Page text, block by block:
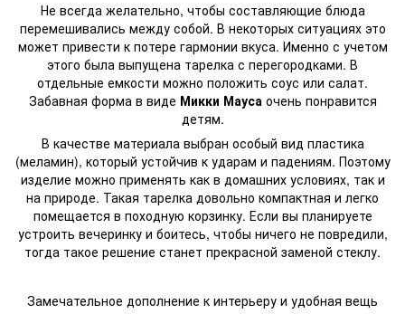
Не всегда желательно, чтобы составляющие блюда
перемешивались между собой. В некоторых ситуациях это
может привести к потере гармонии вкуса. Именно с учетом
этого была выпущена тарелка с перегородками. В
отдельные емкости можно положить соус или салат.
Забавная форма в виде Микки Маусаочень понравится
детям.
В качестве материала выбран особый вид пластика
(меламин), который устойчив к ударам и падениям. Поэтому
изделие можно применять как в домашних условиях, так и
на природе. Такая тарелка довольно компактная и легко
помещается в походную корзинку. Если вы планируете
устроить вечеринку и боитесь, чтобы ничего не повредили,
тогда такое решение станет прекрасной заменой стеклу.
Замечательное дополнение к интерьеру и удобная вещь